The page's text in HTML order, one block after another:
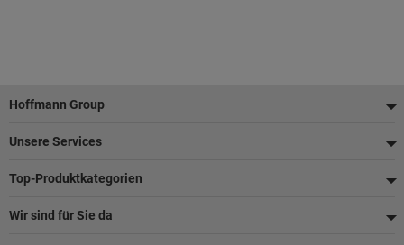
Fußzeile
Hoffmann Group
Unsere Services
Top-Produktkategorien
Wir sind für Sie da